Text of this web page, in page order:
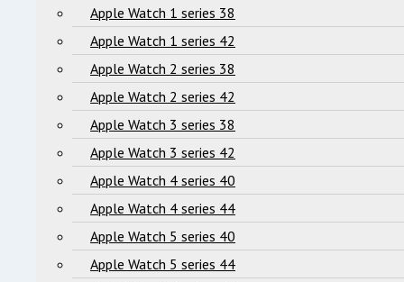
Apple Watch 1 series 38
Apple Watch 1 series 42
Apple Watch 2 series 38
Apple Watch 2 series 42
Apple Watch 3 series 38
Apple Watch 3 series 42
Apple Watch 4 series 40
Apple Watch 4 series 44
Apple Watch 5 series 40
Apple Watch 5 series 44